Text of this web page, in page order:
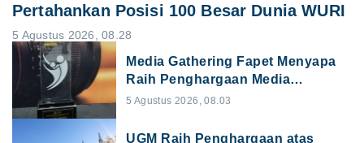
Pertahankan Posisi 100 Besar Dunia WURI
5 Agustus 2026, 08.28
Media Gathering Fapet Menyapa
Raih Penghargaan Media
Relations Awards
5 Agustus 2026, 08.03
UGM Raih Penghargaan atas